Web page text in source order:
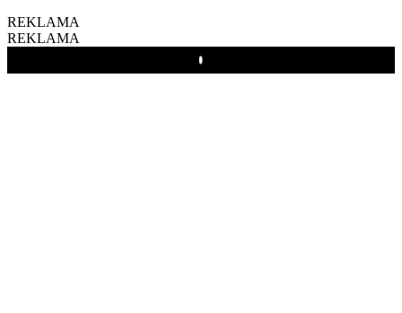
REKLAMA
REKLAMA
Play